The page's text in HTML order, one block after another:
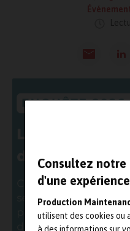
Consultez
d'une
Production
utilisent des cookies ou